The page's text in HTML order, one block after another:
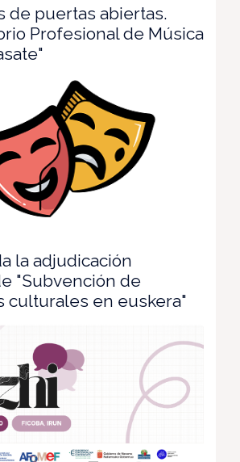
de puertas abiertas.
Profesional de Música
la adjudicación
"Subvención de
culturales en euskera"